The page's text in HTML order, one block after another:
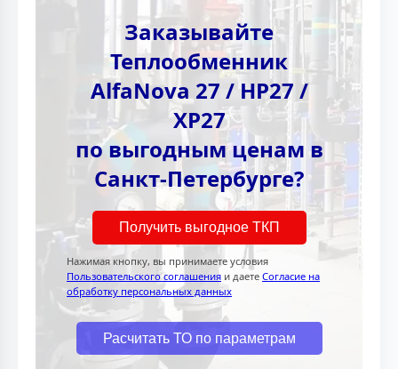
Заказывайте
Теплообменник
AlfaNova 27 / HP27 /
XP27
по выгодным ценам в
Санкт-Петербурге?
Получить выгодное ТКП
Нажимая кнопку, вы принимаете условия
Пользовательского соглашения и даете Согласие на
обработку персональных данных
Расчитать ТО по параметрам